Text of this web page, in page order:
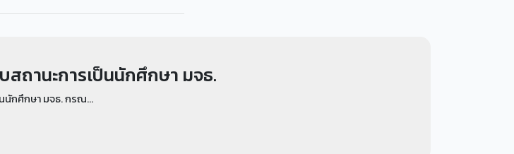
ถานะการเป็นนักศึกษา มจธ.
นักศึกษา มจธ. กรณ...